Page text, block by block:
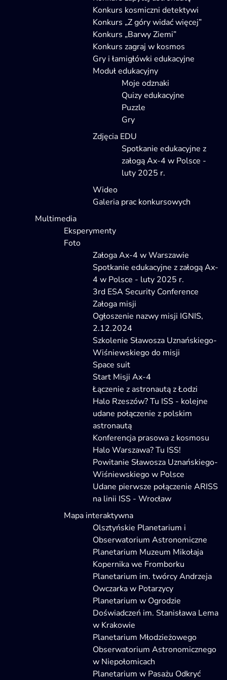
Konkurs kosmiczni detektywi
Konkurs „Z góry widać więcej”
Konkurs „Barwy Ziemi”
Konkurs zagraj w kosmos
Gry i łamigłówki edukacyjne
Moduł edukacyjny
Moje odznaki
Quizy edukacyjne
Puzzle
Gry
Zdjęcia EDU
Spotkanie edukacyjne z
załogą Ax-4 w Polsce -
luty 2025 r.
Wideo
Galeria prac konkursowych
Multimedia
Eksperymenty
Foto
Załoga Ax-4 w Warszawie
Spotkanie edukacyjne z załogą Ax-
4 w Polsce - luty 2025 r.
3rd ESA Security Conference
Załoga misji
Ogłoszenie nazwy misji IGNIS,
2.12.2024
Szkolenie Sławosza Uznańskiego-
Wiśniewskiego do misji
Space suit
Start Misji Ax-4
Łączenie z astronautą z Łodzi
Halo Rzeszów? Tu ISS - kolejne
udane połączenie z polskim
astronautą
Konferencja prasowa z kosmosu
Halo Warszawa? Tu ISS!
Powitanie Sławosza Uznańskiego-
Wiśniewskiego w Polsce
Udane pierwsze połączenie ARISS
na linii ISS - Wrocław
Mapa interaktywna
Olsztyńskie Planetarium i
Obserwatorium Astronomiczne
Planetarium Muzeum Mikołaja
Kopernika we Fromborku
Planetarium im. twórcy Andrzeja
Owczarka w Potarzycy
Planetarium w Ogrodzie
Doświadczeń im. Stanisława Lema
w Krakowie
Planetarium Młodzieżowego
Obserwatorium Astronomicznego
w Niepołomicach
Planetarium w Pasażu Odkryć